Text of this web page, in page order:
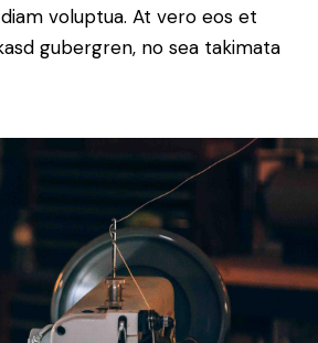
voluptua. At vero eos et
gubergren, no sea takimata